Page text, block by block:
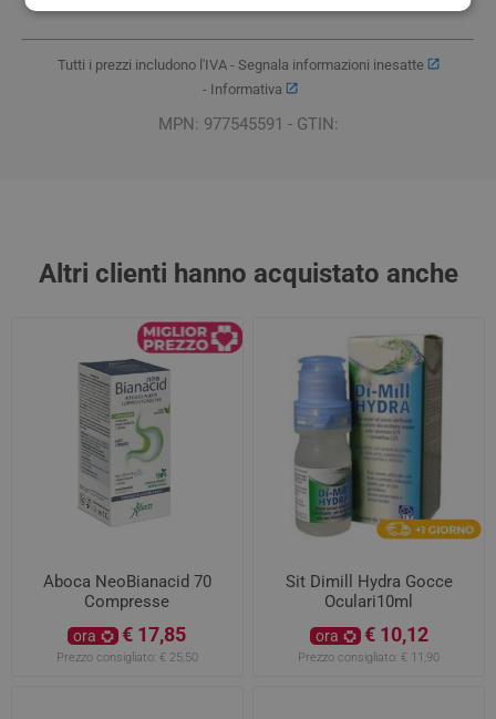
Tutti i prezzi includono l'IVA - Segnala informazioni inesatte
- Informativa
MPN: 977545591 - GTIN:
Altri clienti hanno acquistato anche
Aboca NeoBianacid 70
Compresse
ora € 17,85
Prezzo consigliato: € 25,50
Sit Dimill Hydra Gocce
Oculari10ml
ora € 10,12
Prezzo consigliato: € 11,90